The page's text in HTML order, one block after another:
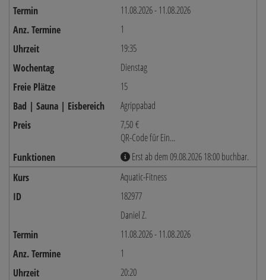
11.08.2026 - 11.08.2026
1
19:35
Dienstag
15
Agrippabad
7,50 €
QR-Code für Ein...
Erst ab dem 09.08.2026 18:00 buchbar.
Aquatic-Fitness
182977
Daniel Z.
11.08.2026 - 11.08.2026
1
20:20